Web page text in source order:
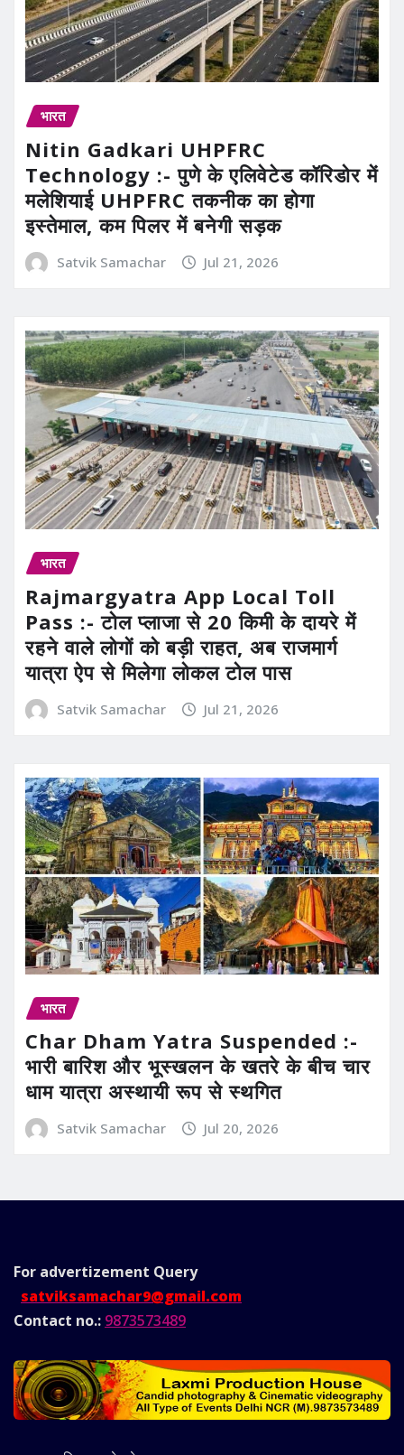
भारत
Nitin Gadkari UHPFRC
Technology :- पुणे के एलिवेटेड कॉरिडोर में
मलेशियाई UHPFRC तकनीक का होगा
इस्तेमाल, कम पिलर में बनेगी सड़क
Satvik Samachar Jul 21, 2026
भारत
Rajmargyatra App Local Toll
Pass :- टोल प्लाजा से 20 किमी के दायरे में
रहने वाले लोगों को बड़ी राहत, अब राजमार्ग
यात्रा ऐप से मिलेगा लोकल टोल पास
Satvik Samachar Jul 21, 2026
भारत
Char Dham Yatra Suspended :-
भारी बारिश और भूस्खलन के खतरे के बीच चार
धाम यात्रा अस्थायी रूप से स्थगित
Satvik Samachar Jul 20, 2026
For advertizement Query
satviksamachar9@gmail.com
Contact no.: 9873573489